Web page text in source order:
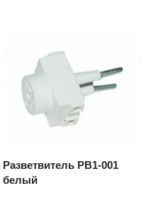
Разветвитель РВ1-001
белый